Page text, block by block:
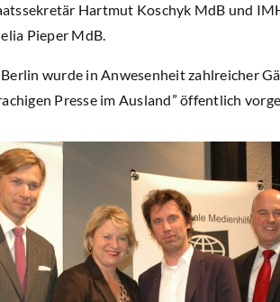
Hartmut Koschyk MdB und
Pieper MdB.
wurde in Anwesenheit zahlreicher
Presse im Ausland” öffentlich